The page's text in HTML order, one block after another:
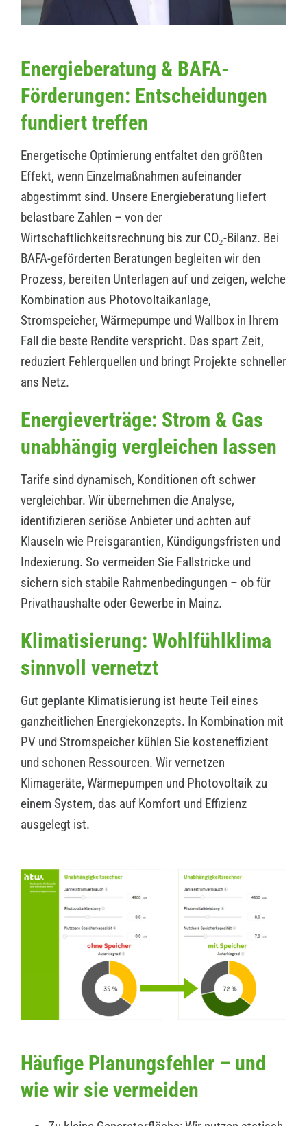
Energieberatung & BAFA-
Förderungen: Entscheidungen
fundiert treffen
Energetische Optimierung entfaltet den größten
Effekt, wenn Einzelmaßnahmen aufeinander
abgestimmt sind. Unsere Energieberatung liefert
belastbare Zahlen – von der
Wirtschaftlichkeitsrechnung bis zur CO₂-Bilanz. Bei
BAFA-geförderten Beratungen begleiten wir den
Prozess, bereiten Unterlagen auf und zeigen, welche
Kombination aus Photovoltaikanlage,
Stromspeicher, Wärmepumpe und Wallbox in Ihrem
Fall die beste Rendite verspricht. Das spart Zeit,
reduziert Fehlerquellen und bringt Projekte schneller
ans Netz.
Energieverträge: Strom & Gas
unabhängig vergleichen lassen
Tarife sind dynamisch, Konditionen oft schwer
vergleichbar. Wir übernehmen die Analyse,
identifizieren seriöse Anbieter und achten auf
Klauseln wie Preisgarantien, Kündigungsfristen und
Indexierung. So vermeiden Sie Fallstricke und
sichern sich stabile Rahmenbedingungen – ob für
Privathaushalte oder Gewerbe in Mainz.
Klimatisierung: Wohlfühlklima
sinnvoll vernetzt
Gut geplante Klimatisierung ist heute Teil eines
ganzheitlichen Energiekonzepts. In Kombination mit
PV und Stromspeicher kühlen Sie kosteneffizient
und schonen Ressourcen. Wir vernetzen
Klimageräte, Wärmepumpen und Photovoltaik zu
einem System, das auf Komfort und Effizienz
ausgelegt ist.
Häufige Planungsfehler – und
wie wir sie vermeiden